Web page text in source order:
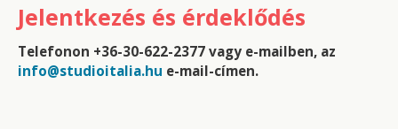
Jelentkezés és érdeklődés
Telefonon +36-30-622-2377 vagy e-mailben, az
info@studioitalia.hu e-mail-címen.